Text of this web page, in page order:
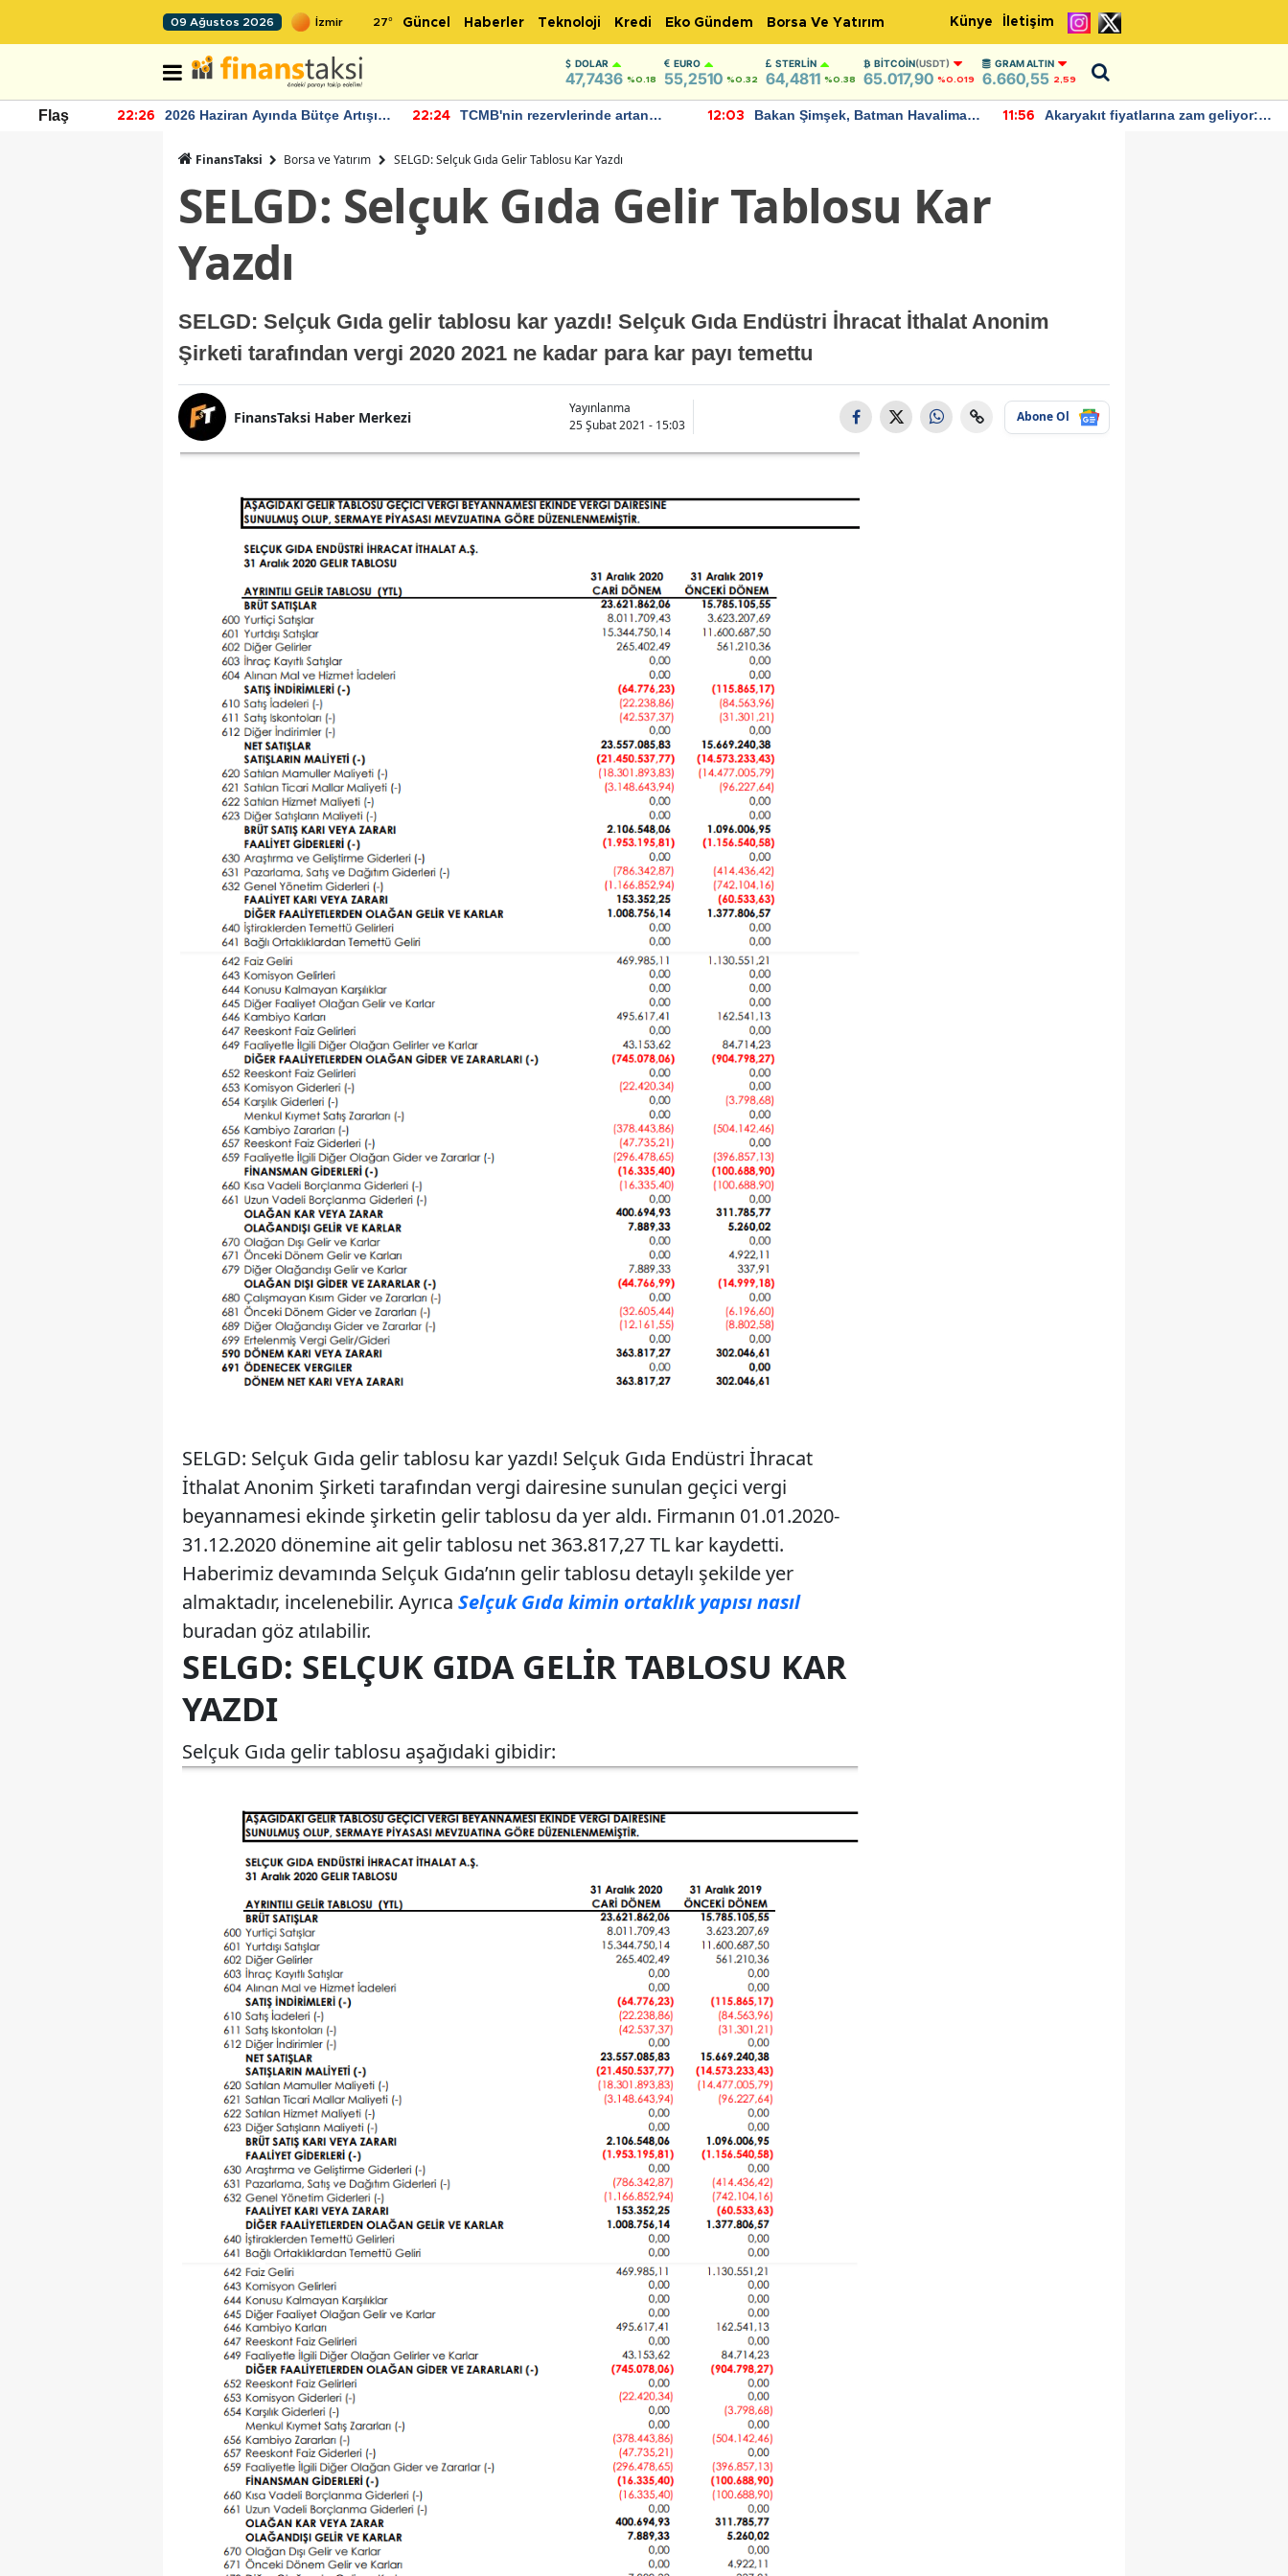
09 Ağustos 2026 27° Güncel Haberler Teknoloji Kredi Eko Gündem Borsa Ve Yatırım Künye İletişim
DOLAR
47,7436 %0.18
EURO
55,2510 %0.32
STERLIN
64,4811 %0.38
BITCOIN(USDT)
65.017,90 %0.019
GRAM ALTIN
6.660,55 2,59
Flaş 22:26
2026 Haziran Ayında Bütçe Artışı
22:24
TCMB'nin rezervlerinde artan
12:03
Bakan Şimşek, Batman Havalimanı
11:56
Akaryakıt fiyatlarına zam geliyor:
FinansTaksi Borsa ve Yatırım SELGD: Selçuk Gıda Gelir Tablosu Kar Yazdı
SELGD: Selçuk Gıda Gelir Tablosu Kar
Yazdı
SELGD: Selçuk Gıda gelir tablosu kar yazdı! Selçuk Gıda Endüstri İhracat İthalat Anonim
Şirketi tarafından vergi 2020 2021 ne kadar para kar payı temettu
FinansTaksi Haber Merkezi
Yayınlanma
25 Şubat 2021 - 15:03
Abone Ol
SELGD: Selçuk Gıda gelir tablosu kar yazdı! Selçuk Gıda Endüstri İhracat
İthalat Anonim Şirketi tarafından vergi dairesine sunulan geçici vergi
beyannamesi ekinde şirketin gelir tablosu da yer aldı. Firmanın 01.01.2020-
31.12.2020 dönemine ait gelir tablosu net 363.817,27 TL kar kaydetti.
Haberimiz devamında Selçuk Gıda’nın gelir tablosu detaylı şekilde yer
almaktadır, incelenebilir. Ayrıca Selçuk Gıda kimin ortaklık yapısı nasıl
buradan göz atılabilir.
SELGD: SELÇUK GIDA GELIR TABLOSU KAR
YAZDI
Selçuk Gıda gelir tablosu aşağıdaki gibidir: